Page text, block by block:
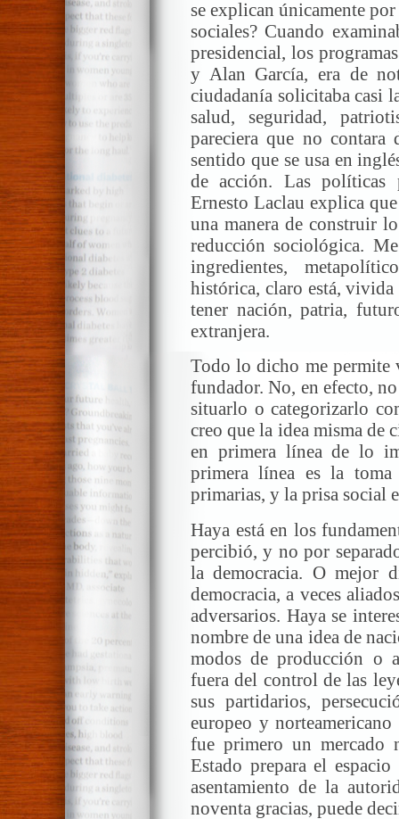
se explican únicamente
sociales? Cuando
presidencial, los
y Alan García, era de
ciudadanía solicitaba casi
salud, seguridad,
pareciera que no contara
sentido que se usa en
de acción. Las
Ernesto Laclau explica
una manera de construir
reducción sociológica.
ingredientes,
histórica, claro está, vivida
tener nación, patria,
extranjera.
Todo lo dicho me permite
fundador. No, en efecto,
situarlo o categorizarlo
creo que la idea misma de
en primera línea de lo
primera línea es la toma
primarias, y la prisa social
Haya está en los
percibió, y no por
la democracia. O mejor
democracia, a veces
adversarios. Haya se
nombre de una idea de
modos de producción o
fuera del control de las
sus partidarios,
europeo y
fue primero un mercado
Estado prepara el
asentamiento de la
noventa gracias, puede